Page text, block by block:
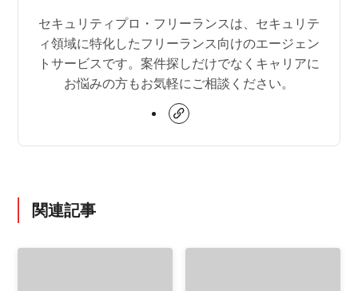
セキュリティプロ・フリーランスは、セキュリテ
ィ領域に特化したフリーランス向けのエージェン
トサービスです。案件探しだけでなくキャリアに
お悩みの方もお気軽にご相談ください。
関連記事